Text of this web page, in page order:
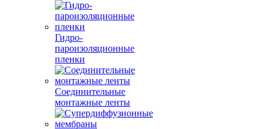
Гидро-
пароизоляционные
пленки
Соединительные
монтажные ленты